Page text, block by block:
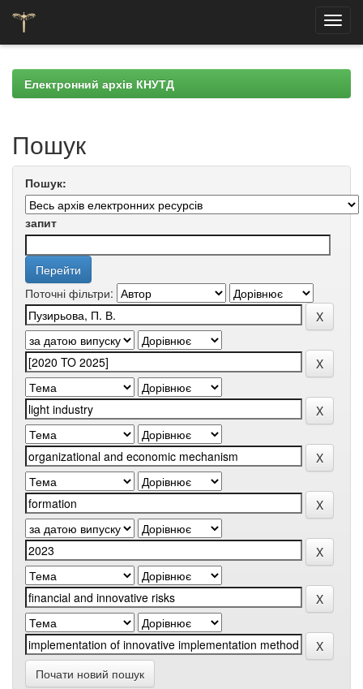
navigationЕлектронний архів КНУТД
Пошук
Пошук:
запит
Поточні фільтри:
Почати новий пошук